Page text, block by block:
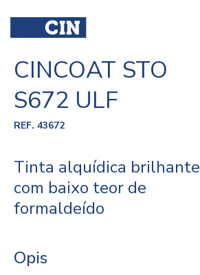
CINCOAT STO
S672 ULF
REF. 43672
Tinta alquídica brilhante
com baixo teor de
formaldeído
Opis